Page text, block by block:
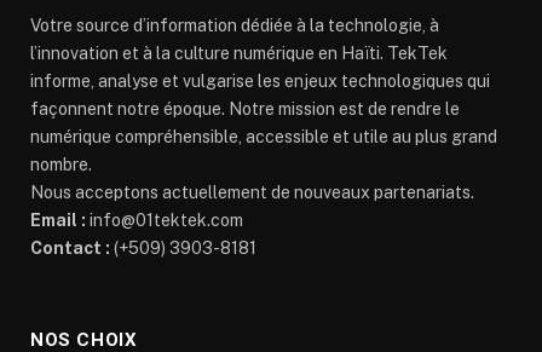
Votre source d’information dédiée à la technologie, à
l’innovation et à la culture numérique en Haïti. TekTek
informe, analyse et vulgarise les enjeux technologiques qui
façonnent notre époque. Notre mission est de rendre le
numérique compréhensible, accessible et utile au plus grand
nombre.
Nous acceptons actuellement de nouveaux partenariats.
Email : info@01tektek.com
Contact : (+509) 3903-8181
NOS CHOIX